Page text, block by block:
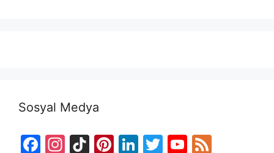
Sosyal Medya
F
In Ti Pi Li T
Y